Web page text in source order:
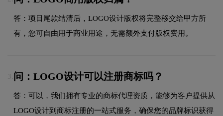
答：项目尾款结清后，LOGO设计版权将完整移交给甲方所
有，您可自由用于商业用途，无需额外支付版权费用。
3. 问：LOGO设计可以注册商标吗？
答：可以，我们拥有专业的商标代理资质，能够为客户提供从
LOGO设计到商标注册的一站式服务，确保您的品牌标识获得